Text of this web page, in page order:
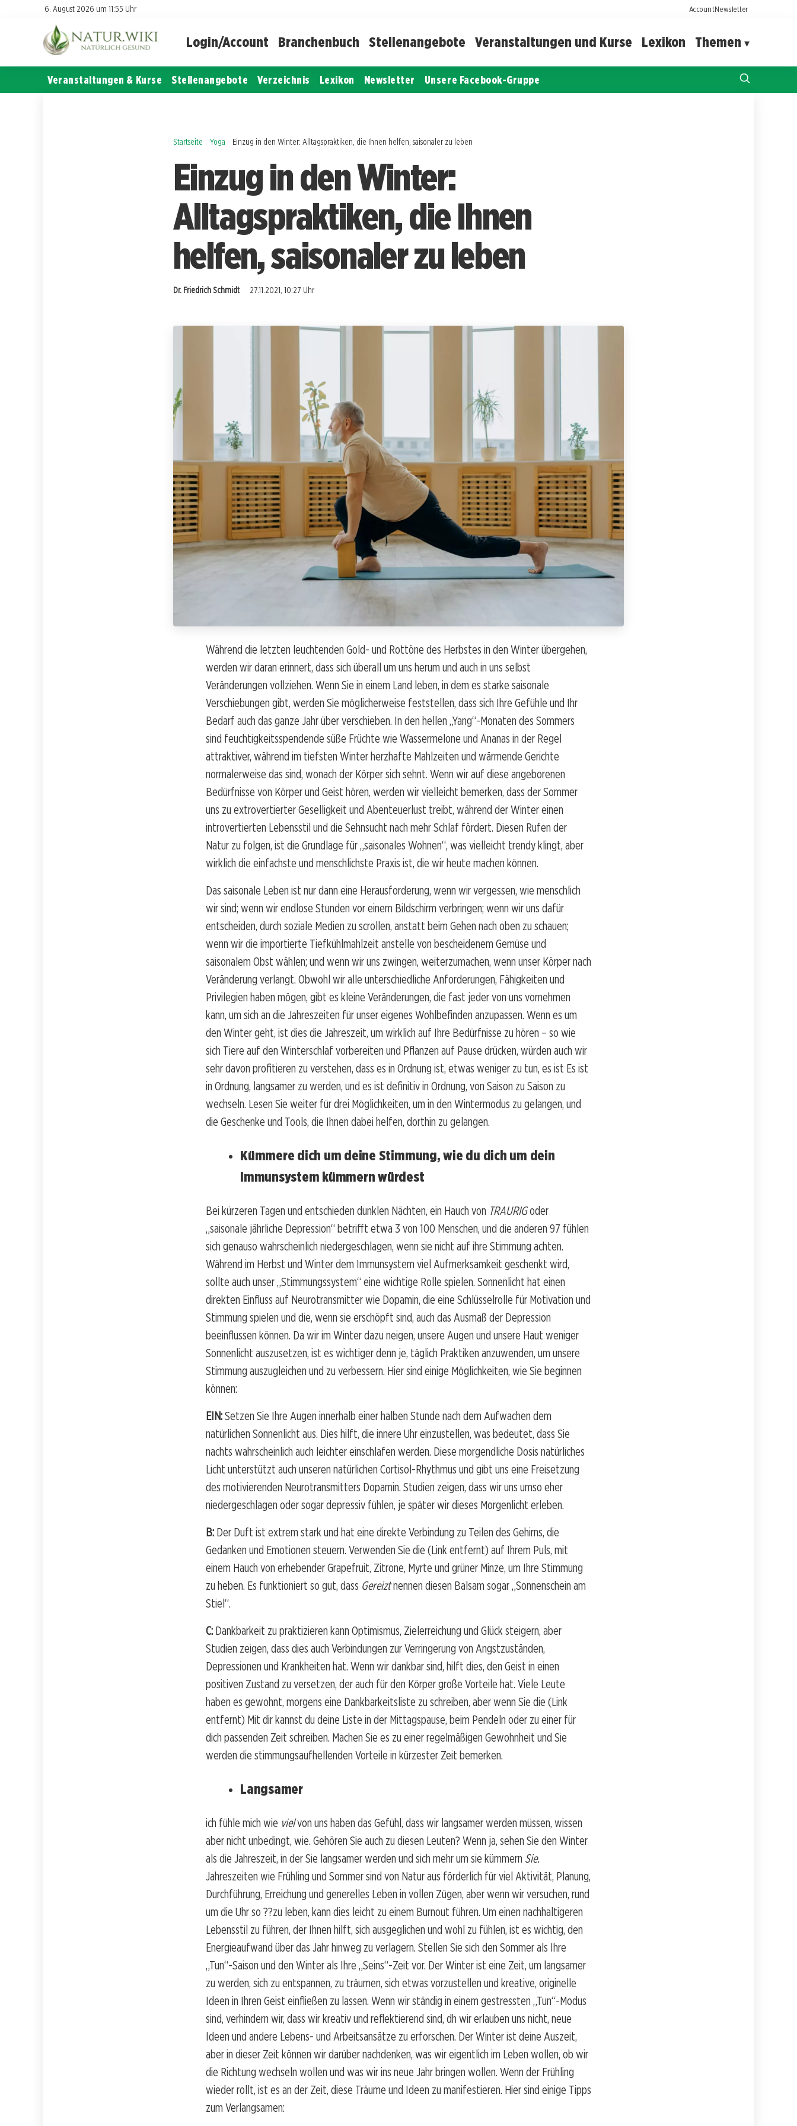
6. August 2026 um 11:55 Uhr AccountNewsletter
Login/Account Branchenbuch Stellenangebote Veranstaltungen und Kurse Lexikon Themen
Veranstaltungen & Kurse Stellenangebote Verzeichnis Lexikon Newsletter Unsere Facebook-Gruppe
Startseite Yoga Einzug in den Winter: Alltagspraktiken, die Ihnen helfen, saisonaler zu leben
Einzug in den Winter:
Alltagspraktiken, die Ihnen
helfen, saisonaler zu leben
Dr. Friedrich Schmidt 27.11.2021, 10:27 Uhr
Während die letzten leuchtenden Gold- und Rottöne des Herbstes in den Winter übergehen,
werden wir daran erinnert, dass sich überall um uns herum und auch in uns selbst
Veränderungen vollziehen. Wenn Sie in einem Land leben, in dem es starke saisonale
Verschiebungen gibt, werden Sie möglicherweise feststellen, dass sich Ihre Gefühle und Ihr
Bedarf auch das ganze Jahr über verschieben. In den hellen „Yang“-Monaten des Sommers
sind feuchtigkeitsspendende süße Früchte wie Wassermelone und Ananas in der Regel
attraktiver, während im tiefsten Winter herzhafte Mahlzeiten und wärmende Gerichte
normalerweise das sind, wonach der Körper sich sehnt. Wenn wir auf diese angeborenen
Bedürfnisse von Körper und Geist hören, werden wir vielleicht bemerken, dass der Sommer
uns zu extrovertierter Geselligkeit und Abenteuerlust treibt, während der Winter einen
introvertierten Lebensstil und die Sehnsucht nach mehr Schlaf fördert. Diesen Rufen der
Natur zu folgen, ist die Grundlage für „saisonales Wohnen“, was vielleicht trendy klingt, aber
wirklich die einfachste und menschlichste Praxis ist, die wir heute machen können.
Das saisonale Leben ist nur dann eine Herausforderung, wenn wir vergessen, wie menschlich
wir sind; wenn wir endlose Stunden vor einem Bildschirm verbringen; wenn wir uns dafür
entscheiden, durch soziale Medien zu scrollen, anstatt beim Gehen nach oben zu schauen;
wenn wir die importierte Tiefkühlmahlzeit anstelle von bescheidenem Gemüse und
saisonalem Obst wählen; und wenn wir uns zwingen, weiterzumachen, wenn unser Körper nach
Veränderung verlangt. Obwohl wir alle unterschiedliche Anforderungen, Fähigkeiten und
Privilegien haben mögen, gibt es kleine Veränderungen, die fast jeder von uns vornehmen
kann, um sich an die Jahreszeiten für unser eigenes Wohlbefinden anzupassen. Wenn es um
den Winter geht, ist dies die Jahreszeit, um wirklich auf Ihre Bedürfnisse zu hören – so wie
sich Tiere auf den Winterschlaf vorbereiten und Pflanzen auf Pause drücken, würden auch wir
sehr davon profitieren zu verstehen, dass es in Ordnung ist, etwas weniger zu tun, es ist Es ist
in Ordnung, langsamer zu werden, und es ist definitiv in Ordnung, von Saison zu Saison zu
wechseln. Lesen Sie weiter für drei Möglichkeiten, um in den Wintermodus zu gelangen, und
die Geschenke und Tools, die Ihnen dabei helfen, dorthin zu gelangen.
Kümmere dich um deine Stimmung, wie du dich um dein
Immunsystem kümmern würdest
Bei kürzeren Tagen und entschieden dunklen Nächten, ein Hauch von TRAURIGoder
„saisonale jährliche Depression“ betrifft etwa 3 von 100 Menschen, und die anderen 97 fühlen
sich genauso wahrscheinlich niedergeschlagen, wenn sie nicht auf ihre Stimmung achten.
Während im Herbst und Winter dem Immunsystem viel Aufmerksamkeit geschenkt wird,
sollte auch unser „Stimmungssystem“ eine wichtige Rolle spielen. Sonnenlicht hat einen
direkten Einfluss auf Neurotransmitter wie Dopamin, die eine Schlüsselrolle für Motivation und
Stimmung spielen und die, wenn sie erschöpft sind, auch das Ausmaß der Depression
beeinflussen können. Da wir im Winter dazu neigen, unsere Augen und unsere Haut weniger
Sonnenlicht auszusetzen, ist es wichtiger denn je, täglich Praktiken anzuwenden, um unsere
Stimmung auszugleichen und zu verbessern. Hier sind einige Möglichkeiten, wie Sie beginnen
können:
EIN:Setzen Sie Ihre Augen innerhalb einer halben Stunde nach dem Aufwachen dem
natürlichen Sonnenlicht aus. Dies hilft, die innere Uhr einzustellen, was bedeutet, dass Sie
nachts wahrscheinlich auch leichter einschlafen werden. Diese morgendliche Dosis natürliches
Licht unterstützt auch unseren natürlichen Cortisol-Rhythmus und gibt uns eine Freisetzung
des motivierenden Neurotransmitters Dopamin. Studien zeigen, dass wir uns umso eher
niedergeschlagen oder sogar depressiv fühlen, je später wir dieses Morgenlicht erleben.
B: Der Duft ist extrem stark und hat eine direkte Verbindung zu Teilen des Gehirns, die
Gedanken und Emotionen steuern. Verwenden Sie die (Link entfernt) auf Ihrem Puls, mit
einem Hauch von erhebender Grapefruit, Zitrone, Myrte und grüner Minze, um Ihre Stimmung
zu heben. Es funktioniert so gut, dass Gereiztnennen diesen Balsam sogar „Sonnenschein am
Stiel“.
C: Dankbarkeit zu praktizieren kann Optimismus, Zielerreichung und Glück steigern, aber
Studien zeigen, dass dies auch Verbindungen zur Verringerung von Angstzuständen,
Depressionen und Krankheiten hat. Wenn wir dankbar sind, hilft dies, den Geist in einen
positiven Zustand zu versetzen, der auch für den Körper große Vorteile hat. Viele Leute
haben es gewohnt, morgens eine Dankbarkeitsliste zu schreiben, aber wenn Sie die (Link
entfernt) Mit dir kannst du deine Liste in der Mittagspause, beim Pendeln oder zu einer für
dich passenden Zeit schreiben. Machen Sie es zu einer regelmäßigen Gewohnheit und Sie
werden die stimmungsaufhellenden Vorteile in kürzester Zeit bemerken.
Langsamer
ich fühle mich wie vielvon uns haben das Gefühl, dass wir langsamer werden müssen, wissen
aber nicht unbedingt, wie. Gehören Sie auch zu diesen Leuten? Wenn ja, sehen Sie den Winter
als die Jahreszeit, in der Sie langsamer werden und sich mehr um sie kümmern Sie.
Jahreszeiten wie Frühling und Sommer sind von Natur aus förderlich für viel Aktivität, Planung,
Durchführung, Erreichung und generelles Leben in vollen Zügen, aber wenn wir versuchen, rund
um die Uhr so ??zu leben, kann dies leicht zu einem Burnout führen. Um einen nachhaltigeren
Lebensstil zu führen, der Ihnen hilft, sich ausgeglichen und wohl zu fühlen, ist es wichtig, den
Energieaufwand über das Jahr hinweg zu verlagern. Stellen Sie sich den Sommer als Ihre
„Tun“-Saison und den Winter als Ihre „Seins“-Zeit vor. Der Winter ist eine Zeit, um langsamer
zu werden, sich zu entspannen, zu träumen, sich etwas vorzustellen und kreative, originelle
Ideen in Ihren Geist einfließen zu lassen. Wenn wir ständig in einem gestressten „Tun“-Modus
sind, verhindern wir, dass wir kreativ und reflektierend sind, dh wir erlauben uns nicht, neue
Ideen und andere Lebens- und Arbeitsansätze zu erforschen. Der Winter ist deine Auszeit,
aber in dieser Zeit können wir darüber nachdenken, was wir eigentlich im Leben wollen, ob wir
die Richtung wechseln wollen und was wir ins neue Jahr bringen wollen. Wenn der Frühling
wieder rollt, ist es an der Zeit, diese Träume und Ideen zu manifestieren. Hier sind einige Tipps
zum Verlangsamen: